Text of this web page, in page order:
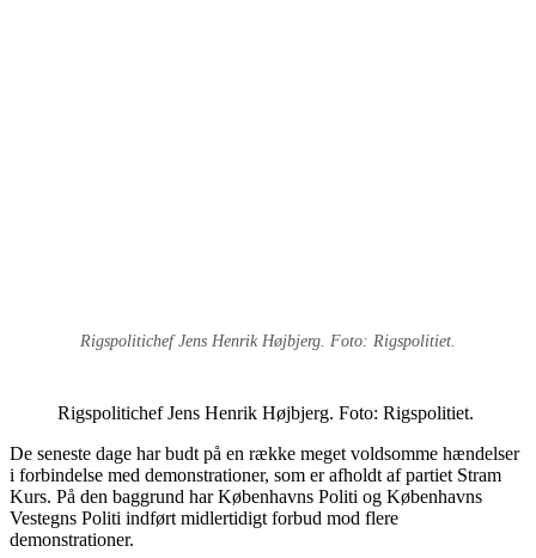
Rigspolitichef Jens Henrik Højbjerg. Foto: Rigspolitiet.
Rigspolitichef Jens Henrik Højbjerg. Foto: Rigspolitiet.
De seneste dage har budt på en række meget voldsomme hændelser
i forbindelse med demonstrationer, som er afholdt af partiet Stram
Kurs. På den baggrund har Københavns Politi og Københavns
Vestegns Politi indført midlertidigt forbud mod flere
demonstrationer.